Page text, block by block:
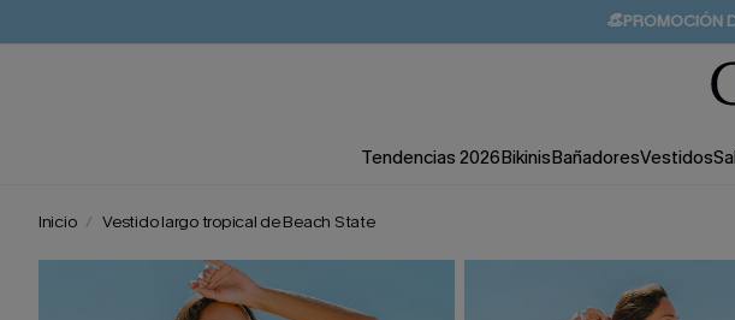
👒PROMOCIÓN
🚚ENVÍO
Tendencias 2026BikinisBañadoresVestidos
Inicio Vestido largo tropical de Beach State